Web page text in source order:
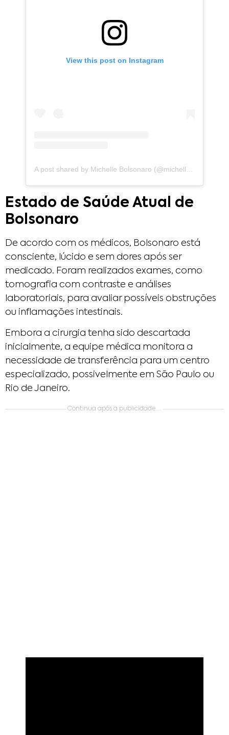
View this post on Instagram
Estado de Saúde Atual de
Bolsonaro
De acordo com os médicos, Bolsonaro está
consciente, lúcido e sem dores após ser
medicado. Foram realizados exames, como
tomografia com contraste e análises
laboratoriais, para avaliar possíveis obstruções
ou inflamações intestinais.​
Embora a cirurgia tenha sido descartada
inicialmente, a equipe médica monitora a
necessidade de transferência para um centro
especializado, possivelmente em São Paulo ou
Rio de Janeiro.​
Continua após a publicidade....